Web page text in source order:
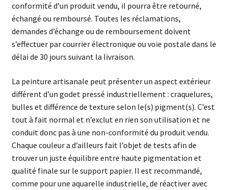
conformité d’un produit vendu, il pourra être retourné,
échangé ou remboursé. Toutes les réclamations,
demandes d’échange ou de remboursement doivent
s’effectuer par courrier électronique ou voie postale dans le
délai de 30 jours suivant la livraison.
La peinture artisanale peut présenter un aspect extérieur
différent d’un godet pressé industriellement : craquelures,
bulles et différence de texture selon le(s) pigment(s). C’est
tout à fait normal et n’exclut en rien son utilisation et ne
conduit donc pas à une non-conformité du produit vendu.
Chaque couleur a d’ailleurs fait l’objet de tests afin de
trouver un juste équilibre entre haute pigmentation et
qualité finale sur le support papier. Il est recommandé,
comme pour une aquarelle industrielle, de réactiver avec